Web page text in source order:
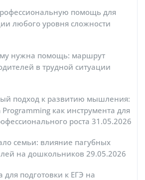
помощь для
любого уровня сложности
нужна помощь: маршрут
в трудной ситуации
подход к развитию мышления:
как инструмента для
роста 31.05.2026
семьи: влияние пагубных
на дошкольников 29.05.2026
подготовки к ЕГЭ на